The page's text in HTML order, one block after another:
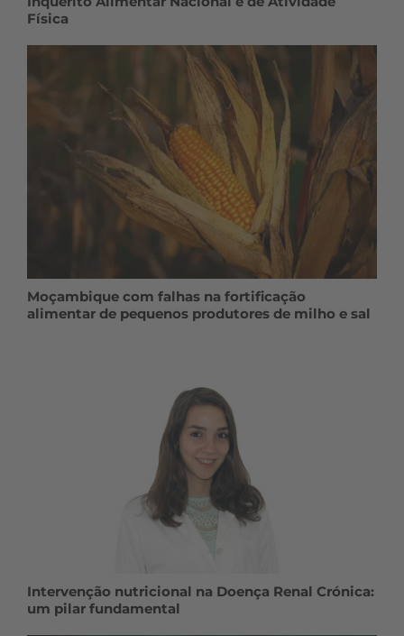
Física
Moçambique com falhas na fortificação
alimentar de pequenos produtores de milho e sal
Intervenção nutricional na Doença Renal Crónica:
um pilar fundamental